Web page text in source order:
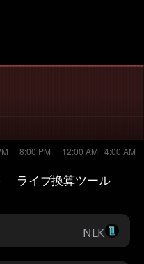
— ライブ換算ツール
NLK